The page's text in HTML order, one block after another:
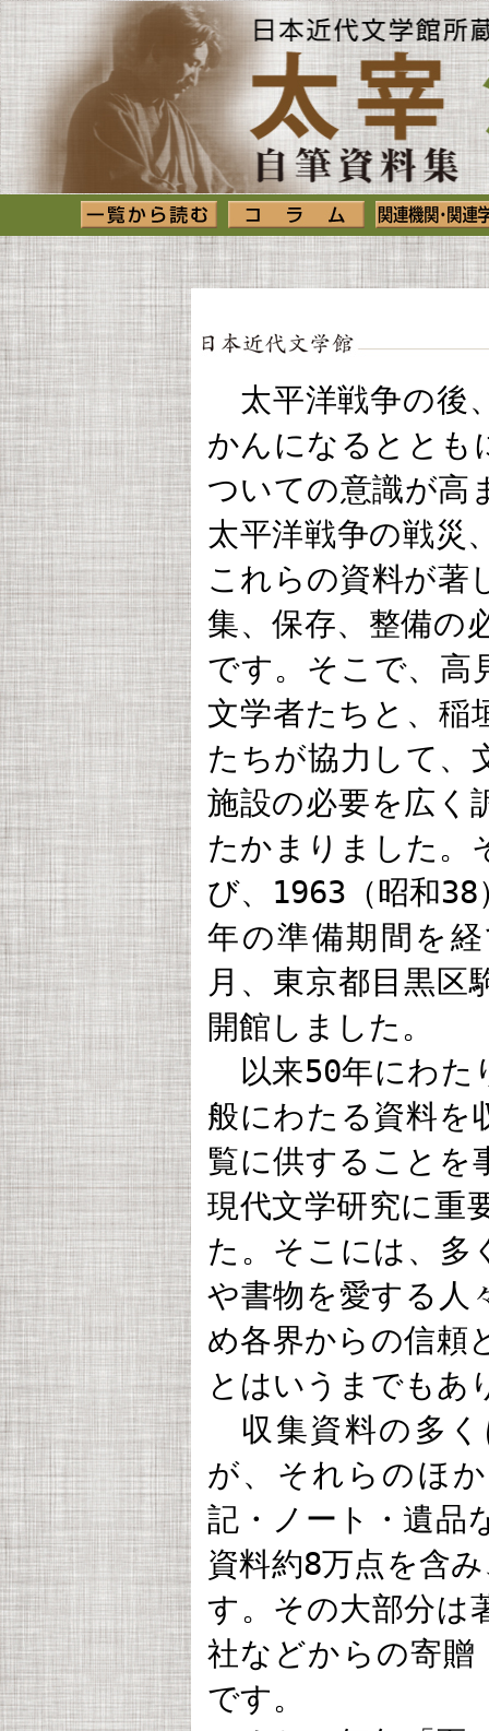
太平洋戦争の後
かんになるととも
ついての意識が高
太平洋戦争の戦災
これらの資料が著
集、保存、整備の
です。そこで、高
文学者たちと、稲
たちが協力して、
施設の必要を広く
たかまりました。
び、1963（昭和
年の準備期間を
月、東京都目黒区
開館しました。
以来50年にわた
般にわたる資料を
覧に供することを
現代文学研究に重
た。そこには、多
や書物を愛する人
め各界からの信頼
とはいうまでもあ
収集資料の多く
が、それらのほ
記・ノート・遺品
資料約8万点を含
す。その大部分は
社などからの寄
です。